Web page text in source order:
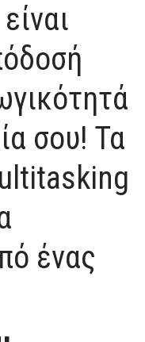
σου! Τα
ένας